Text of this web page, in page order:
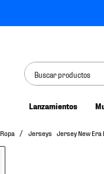
Buscar productos
Lanzamientos
Ropa Jerseys Jersey New